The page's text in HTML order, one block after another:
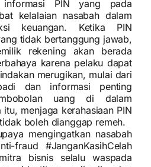
informasi PIN yang pada
kelalaian nasabah dalam
keuangan. Ketika PIN
tidak bertanggung jawab,
rekening akan berada
karena pelaku dapat
merugikan, mulai dari
dan informasi penting
uang di dalam
menjaga kerahasiaan PIN
boleh dianggap remeh.
mengingatkan nasabah
fraud #JanganKasihCelah
bisnis selalu waspada